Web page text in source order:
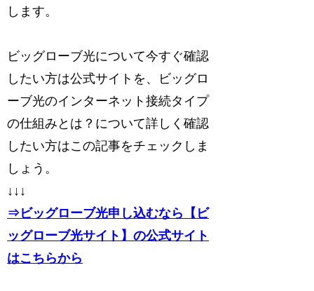
します。
ビッグローブ光について今すぐ確認
したい方は公式サイトを、ビッグロ
ーブ光のインターネット接続タイプ
の仕組みとは？について詳しく確認
したい方はこの記事をチェックしま
しょう。
↓↓↓
⇒ビッグローブ光申し込むなら【ビ
ッグローブ光サイト】の公式サイト
はこちらから